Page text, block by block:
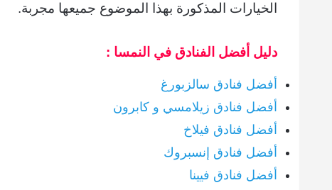
الخيارات المذكورة بهذا الموضوع جميعها مجربة.
دليل أفضل الفنادق في النمسا :
أفضل فنادق سالزبورغ
أفضل فنادق زيلامسي و كابرون
أفضل فنادق فيلاخ
أفضل فنادق إنسبروك
أفضل فنادق فيينا